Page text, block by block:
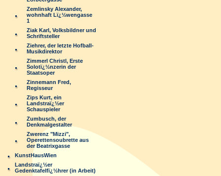
Zemlinsky Alexander,
wohnhaft Lï¿½wengasse
1
Ziak Karl, Volksbildner und
Schriftsteller
Ziehrer, der letzte Hofball-
Musikdirektor
Zimmerl Christl, Erste
Solotï¿½nzerin der
Staatsoper
Zinnemann Fred,
Regisseur
Zips Kurt, ein
Landstraï¿½er
Schauspieler
Zumbusch, der
Denkmalgestalter
Zwerenz "Mizzi",
Operettensoubrette aus
der Beatrixgasse
KunstHausWien
Landstraï¿½er
Gedenktafelfï¿½hrer (in Arbeit)